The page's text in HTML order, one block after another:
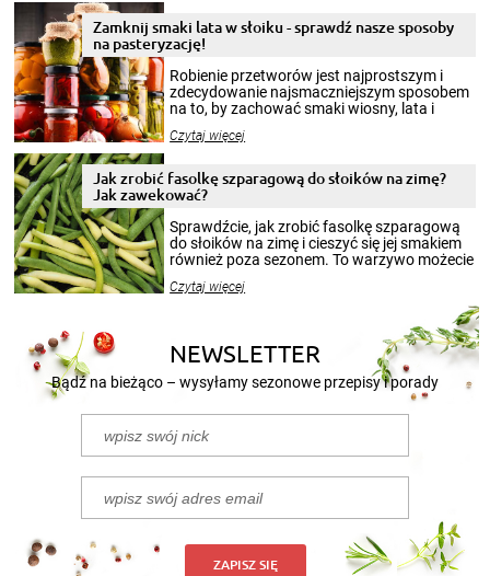
Zamknij smaki lata w słoiku - sprawdź nasze sposoby
na pasteryzację!
Robienie przetworów jest najprostszym i
zdecydowanie najsmaczniejszym sposobem
na to, by zachować smaki wiosny, lata i
krajobrazów, by cieszyć nimi oko w sezonie
pełni poczuć atmosferę cieplejszych
miesięcy. Przygotowanie słoików ze
patenty, które pozwolą zachować świeżość
przetworów.
Czytaj więcej
Jak zrobić fasolkę szparagową do słoików na zimę?
Jak zawekować?
Sprawdźcie, jak zrobić fasolkę szparagową
do słoików na zimę i cieszyć się jej smakiem
również poza sezonem. To warzywo możecie
nasze propozycje!
Czytaj więcej
NEWSLETTER
Bądź na bieżąco – wysyłamy sezonowe przepisy i porady
ZAPISZ SIĘ